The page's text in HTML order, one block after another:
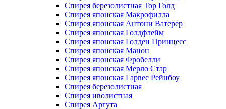
Спирея березолистная Тор Голд
Спирея японская Макрофилла
Спирея японская Антони Ватерер
Спирея японская Голдфлейм
Спирея японская Голден Принцесс
Спирея японская Манон
Спирея японская Фробелли
Спирея японская Мерло Стар
Спирея японская Гарвес Рейнбоу
Спирея березолистная
Спирея иволистная
Спирея Аргута